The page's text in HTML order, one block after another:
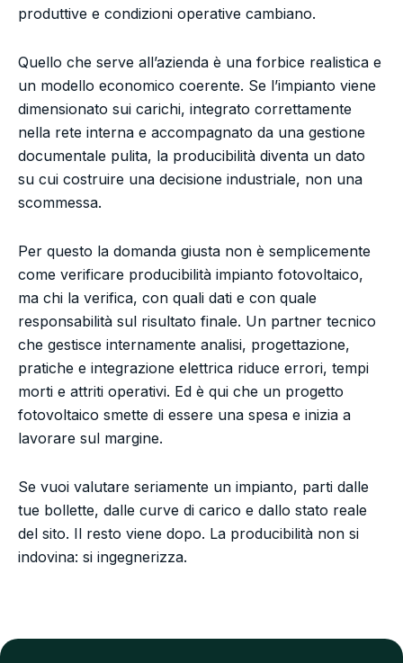
produttive e condizioni operative cambiano.
Quello che serve all’azienda è una forbice realistica e
un modello economico coerente. Se l’impianto viene
dimensionato sui carichi, integrato correttamente
nella rete interna e accompagnato da una gestione
documentale pulita, la producibilità diventa un dato
su cui costruire una decisione industriale, non una
scommessa.
Per questo la domanda giusta non è semplicemente
come verificare producibilità impianto fotovoltaico,
ma chi la verifica, con quali dati e con quale
responsabilità sul risultato finale. Un partner tecnico
che gestisce internamente analisi, progettazione,
pratiche e integrazione elettrica riduce errori, tempi
morti e attriti operativi. Ed è qui che un progetto
fotovoltaico smette di essere una spesa e inizia a
lavorare sul margine.
Se vuoi valutare seriamente un impianto, parti dalle
tue bollette, dalle curve di carico e dallo stato reale
del sito. Il resto viene dopo. La producibilità non si
indovina: si ingegnerizza.